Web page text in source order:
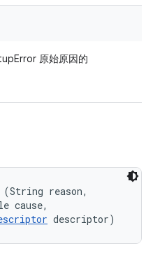
原始原因的
(String reason,
cause,
descriptor)